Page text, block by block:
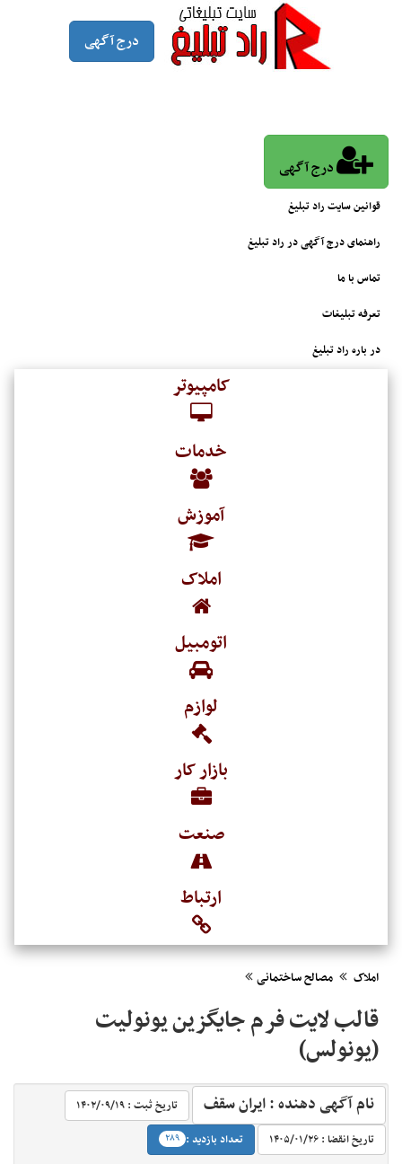
درج آگهی
درج آگهی
قوانین سایت راد تبلیغ
راهنمای درج آگهی در راد تبلیغ
تماس با ما
تعرفه تبلیغات
در باره راد تبلیغ
کامپیوتر
خدمات
آموزش
املاک
اتومبیل
لوازم
بازار کار
صنعت
ارتباط
املاک مصالح ساختمانی
قالب لایت فرم جایگزین یونولیت
(یونولس)
نام آگهی دهنده : ایران سقف تاریخ ثبت : ۱۴۰۲/۰۹/۱۹‬
تاریخ انقضا : ۱۴۰۵/۰۱/۲۶‬ تعداد بازدید : ۲۸۹